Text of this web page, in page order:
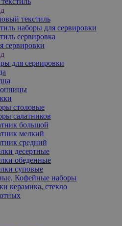
текстиль
наборы для сервировки
сервировка
сервировки
для сервировки
столовые
салатников
большой
мелкий
средний
десертные
обеденные
суповые
Кофейные наборы
керамика, стекло